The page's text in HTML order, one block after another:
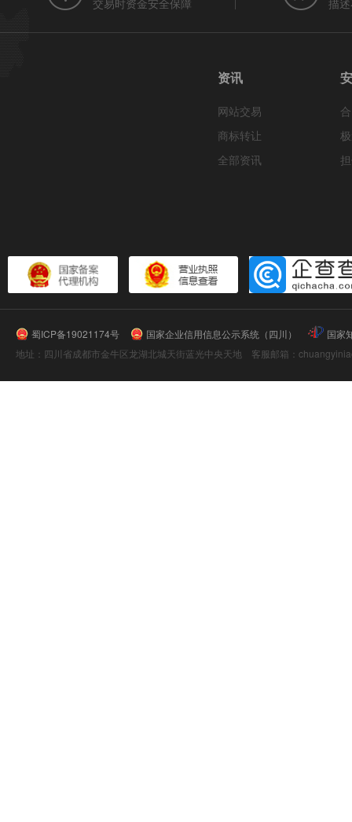
交易时资金安全保障 描
资讯
网站交易
商标转让
全部资讯
蜀ICP备19021174号 国家企业信用信息公示系统（四川）
国家
地址：四川省成都市金牛区龙湖北城天街蓝光中央天地 客服邮箱：